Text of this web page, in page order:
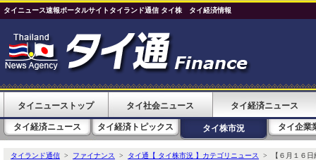
タイニュース速報ポータルサイトタイランド通信 タイ株 タイ経済情報
タイニューストップ タイ社会ニュース タイ経済ニュース
タイ経済ニュース タイ経済トピックス タイ株市況 タイ企業
タイランド通信 > ファイナンス > タイ通【 タイ株市況 】カテゴリニュース > 【６月１６日